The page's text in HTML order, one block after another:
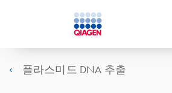
플라스미드 DNA 추출